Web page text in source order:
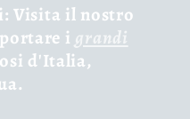
Visita il nostro
i grandi
d'Italia,